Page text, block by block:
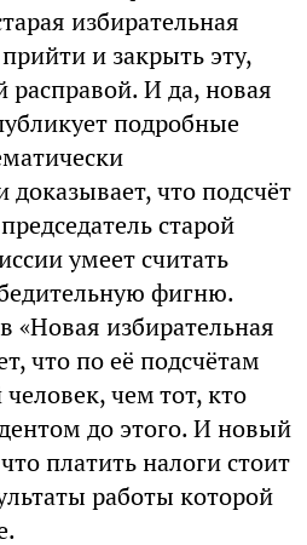
избирательная
и закрыть эту,
расправой. И да, новая
подробные
доказывает, что подсчёт
старой
умеет считать
фигню.
«Новая избирательная
что по её подсчётам
чем тот, кто
до этого. И новый
платить налоги стоит
работы которой